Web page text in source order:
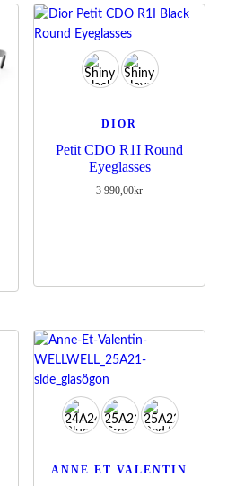
DIOR
Petit CDO R1I Round
Eyeglasses
3 990,00kr
ANNE ET VALENTIN